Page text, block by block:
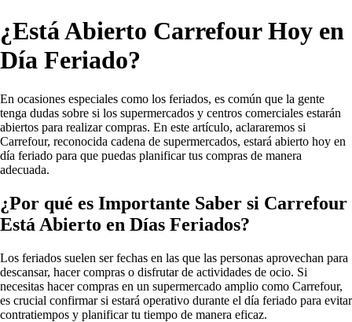
¿Está Abierto Carrefour Hoy en
Día Feriado?
En ocasiones especiales como los feriados, es común que la gente
tenga dudas sobre si los supermercados y centros comerciales estarán
abiertos para realizar compras. En este artículo, aclararemos si
Carrefour, reconocida cadena de supermercados, estará abierto hoy en
día feriado para que puedas planificar tus compras de manera
adecuada.
¿Por qué es Importante Saber si Carrefour
Está Abierto en Días Feriados?
Los feriados suelen ser fechas en las que las personas aprovechan para
descansar, hacer compras o disfrutar de actividades de ocio. Si
necesitas hacer compras en un supermercado amplio como Carrefour,
es crucial confirmar si estará operativo durante el día feriado para evitar
contratiempos y planificar tu tiempo de manera eficaz.